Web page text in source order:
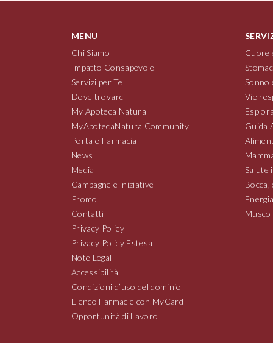
MENU
Chi Siamo
Impatto Consapevole
Servizi per Te
Dove trovarci
My Apoteca Natura
MyApotecaNatura Community
Portale Farmacia
News
Media
Campagne e iniziative
Promo
Contatti
Privacy Policy
Privacy Policy Estesa
Note Legali
Accessibilità
Condizioni d’uso del dominio
Elenco Farmacie con MyCard
Opportunità di Lavoro
Cuore
Sonno
Vie
Guida
Salute
Bocca,